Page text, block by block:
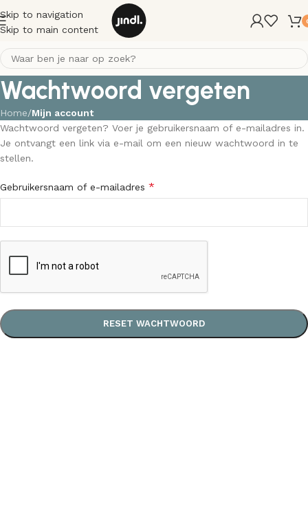
Skip to navigation
Skip to main content
Wachtwoord vergeten
Home/Mijn account
Wachtwoord vergeten? Voer je gebruikersnaam of e-mailadres in.
Je ontvangt een link via e-mail om een nieuw wachtwoord in te
stellen.
Gebruikersnaam of e-mailadres *
RESET WACHTWOORD